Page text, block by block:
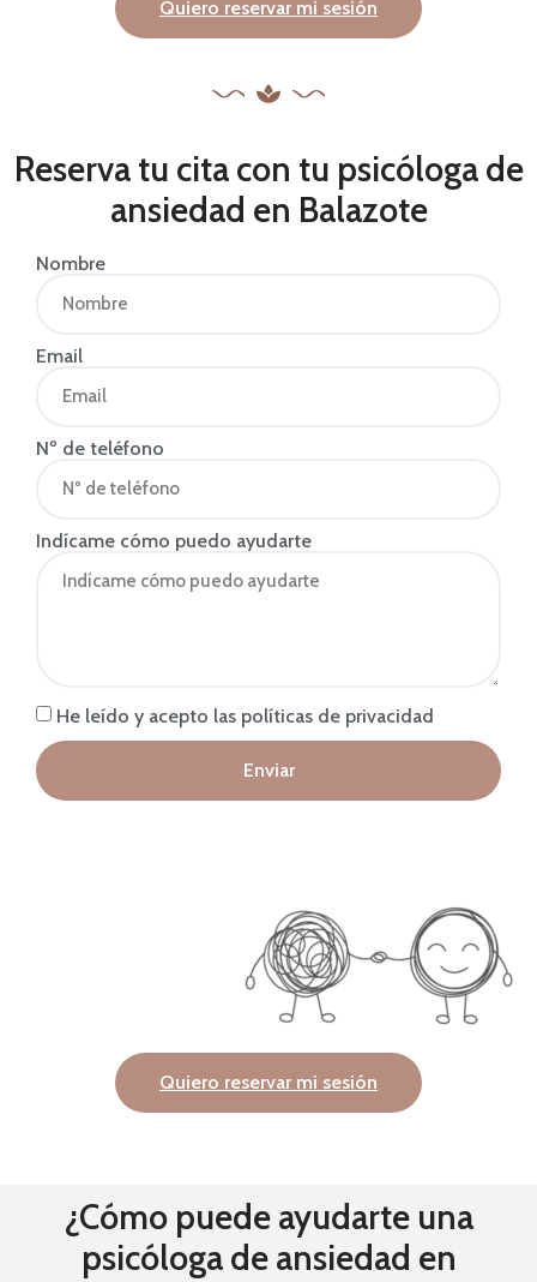
Quiero reservar mi sesión
Reserva tu cita con tu psicóloga de
ansiedad en Balazote
Nombre
Email
Nº de teléfono
Indícame cómo puedo ayudarte
He leído y acepto las políticas de privacidad
Enviar
Quiero reservar mi sesión
¿Cómo puede ayudarte una
psicóloga de ansiedad en